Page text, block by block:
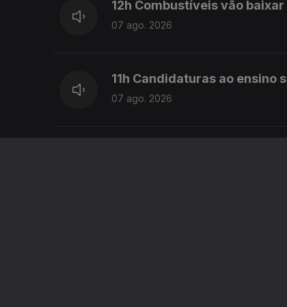
12h Combustíveis vão
07 ago. 2026
11h Candidaturas ao ensino
07 ago. 2026